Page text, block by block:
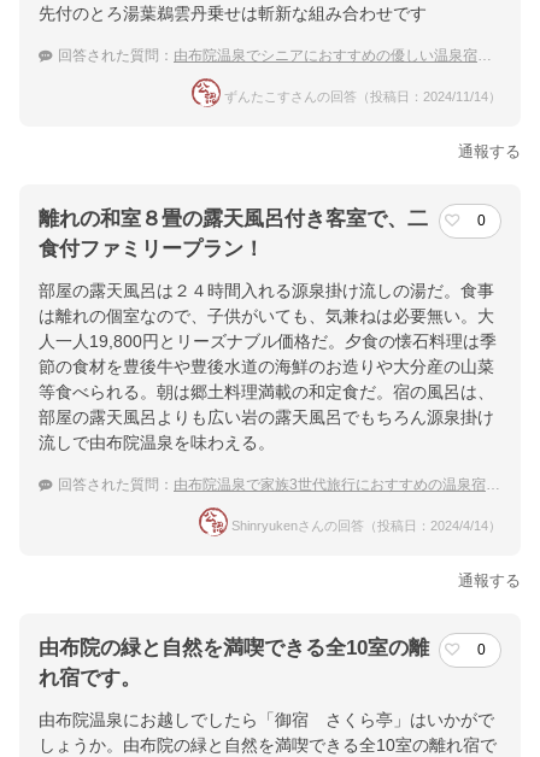
先付のとろ湯葉鵜雲丹乗せは斬新な組み合わせです
回答された質問： 由布院温泉でシニアにおすすめの優しい温泉宿は？
ずんたこすさんの回答（投稿日：2024/11/14）
通報する
離れの和室８畳の露天風呂付き客室で、二
食付ファミリープラン！
0
部屋の露天風呂は２４時間入れる源泉掛け流しの湯だ。食事
は離れの個室なので、子供がいても、気兼ねは必要無い。大
人一人19,800円とリーズナブル価格だ。夕食の懐石料理は季
節の食材を豊後牛や豊後水道の海鮮のお造りや大分産の山菜
等食べられる。朝は郷土料理満載の和定食だ。宿の風呂は、
部屋の露天風呂よりも広い岩の露天風呂でもちろん源泉掛け
流しで由布院温泉を味わえる。
回答された質問： 由布院温泉で家族3世代旅行におすすめの温泉宿を教えて！
Shinryukenさんの回答（投稿日：2024/4/14）
通報する
由布院の緑と自然を満喫できる全10室の離
れ宿です。
0
由布院温泉にお越しでしたら「御宿 さくら亭」はいかがで
しょうか。由布院の緑と自然を満喫できる全10室の離れ宿で